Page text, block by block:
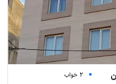
2 خواب